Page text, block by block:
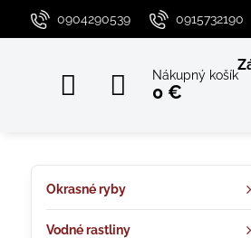
0904290539 0915732190
Nákupný košík
0 €
Okrasné ryby
Vodné rastliny